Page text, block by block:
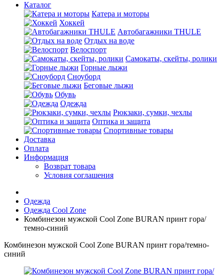
Каталог
Катера и моторы
Хоккей
Автобагажники THULE
Отдых на воде
Велоспорт
Самокаты, скейты, ролики
Горные лыжи
Сноуборд
Беговые лыжи
Обувь
Одежда
Рюкзаки, сумки, чехлы
Оптика и защита
Спортивные товары
Доставка
Оплата
Информация
Возврат товара
Условия соглашения
Одежда
Одежда Cool Zone
Комбинезон мужской Cool Zone BURAN принт гора/
темно-синий
Комбинезон мужской Cool Zone BURAN принт гора/темно-
синий